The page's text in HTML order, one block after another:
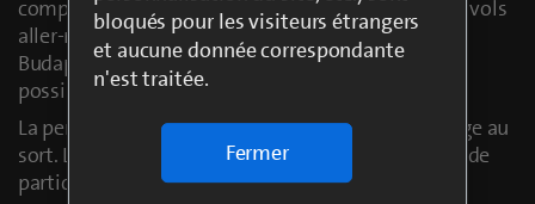
comprend deux billets pour la Finale de l’UEFA, les vols
aller-retour pour deux personnes (Zurich/Bâle –
Budapest / Budapest – Zurich/Bâle), ainsi que des
possibilités d'hébergement correspondantes.
La personne gagnante sera déterminée par un tirage au
sort. Le tirage au sort aura lieu après la date limite de
participation (30.04.2026).
bloqués pour les visiteurs étrangers
et aucune donnée correspondante
n'est traitée.
Fermer